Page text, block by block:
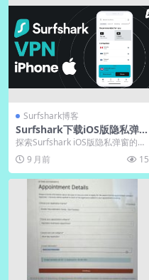
Surfshark博客
Surfshark下载iOS版隐私弹窗
｜官网合规设置
探索Surfshark iOS版隐私弹窗的关
键作用及其在数字化时代保护个人
数据的...
9 月前 15